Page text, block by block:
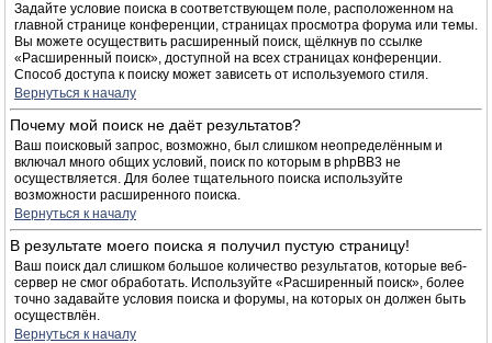
Задайте условие поиска в соответствующем поле, расположенном на
главной странице конференции, страницах просмотра форума или темы.
Вы можете осуществить расширенный поиск, щёлкнув по ссылке
«Расширенный поиск», доступной на всех страницах конференции.
Способ доступа к поиску может зависеть от используемого стиля.
Вернуться к началу
Почему мой поиск не даёт результатов?
Ваш поисковый запрос, возможно, был слишком неопределённым и
включал много общих условий, поиск по которым в phpBB3 не
осуществляется. Для более тщательного поиска используйте
возможности расширенного поиска.
Вернуться к началу
В результате моего поиска я получил пустую страницу!
Ваш поиск дал слишком большое количество результатов, которые веб-
сервер не смог обработать. Используйте «Расширенный поиск», более
точно задавайте условия поиска и форумы, на которых он должен быть
осуществлён.
Вернуться к началу